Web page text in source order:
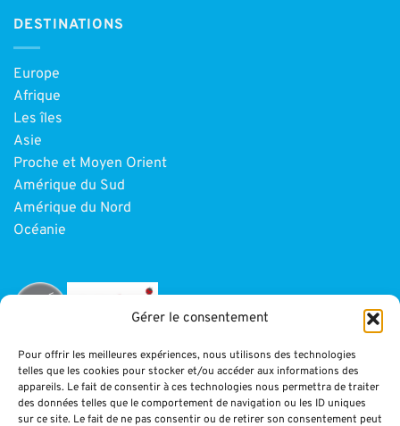
Gérer le consentement
Pour offrir les meilleures expériences, nous utilisons des technologies
telles que les cookies pour stocker et/ou accéder aux informations des
appareils. Le fait de consentir à ces technologies nous permettra de traiter
des données telles que le comportement de navigation ou les ID uniques
sur ce site. Le fait de ne pas consentir ou de retirer son consentement peut
DESTINATIONS
Europe
Afrique
Les îles
Asie
Proche et Moyen Orient
Amérique du Sud
Amérique du Nord
Océanie
INFORMATIONS